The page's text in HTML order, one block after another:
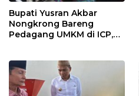
Bupati Yusran Akbar
Nongkrong Bareng
Pedagang UMKM di ICP,
Kerakyatan